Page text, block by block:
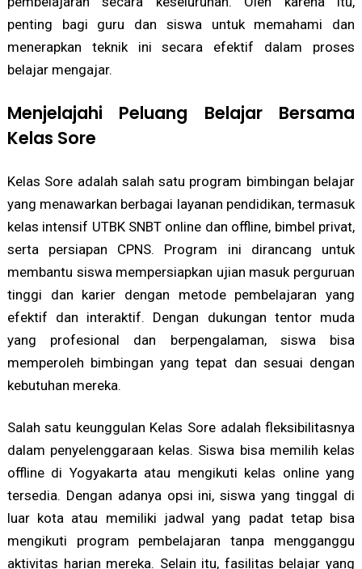
penting bagi guru dan siswa untuk memahami dan
menerapkan teknik ini secara efektif dalam proses
belajar mengajar.
Menjelajahi Peluang Belajar Bersama
Kelas Sore
Kelas Sore adalah salah satu program bimbingan belajar
yang menawarkan berbagai layanan pendidikan, termasuk
kelas intensif UTBK SNBT online dan offline, bimbel privat,
serta persiapan CPNS. Program ini dirancang untuk
membantu siswa mempersiapkan ujian masuk perguruan
tinggi dan karier dengan metode pembelajaran yang
efektif dan interaktif. Dengan dukungan tentor muda
yang profesional dan berpengalaman, siswa bisa
memperoleh bimbingan yang tepat dan sesuai dengan
kebutuhan mereka.
Salah satu keunggulan Kelas Sore adalah fleksibilitasnya
dalam penyelenggaraan kelas. Siswa bisa memilih kelas
offline di Yogyakarta atau mengikuti kelas online yang
tersedia. Dengan adanya opsi ini, siswa yang tinggal di
luar kota atau memiliki jadwal yang padat tetap bisa
mengikuti program pembelajaran tanpa mengganggu
aktivitas harian mereka. Selain itu, fasilitas belajar yang